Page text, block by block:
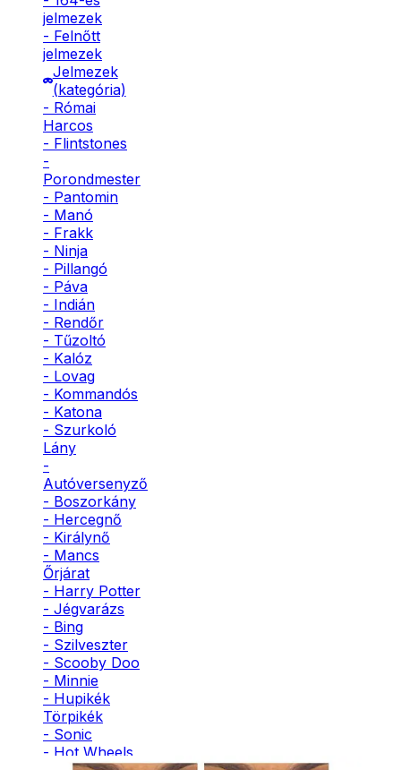
jelmezek
- Felnőtt
jelmezek
Jelmezek
(kategória)
- Római
Harcos
- Flintstones
-
Porondmester
- Pantomin
- Manó
- Frakk
- Ninja
- Pillangó
- Páva
- Indián
- Rendőr
- Tűzoltó
- Kalóz
- Lovag
- Kommandós
- Katona
- Szurkoló
Lány
-
Autóversenyző
- Boszorkány
- Hercegnő
- Királynő
- Mancs
Őrjárat
- Harry Potter
- Jégvarázs
- Bing
- Szilveszter
- Scooby Doo
- Minnie
- Hupikék
Törpikék
- Sonic
- Hot Wheels